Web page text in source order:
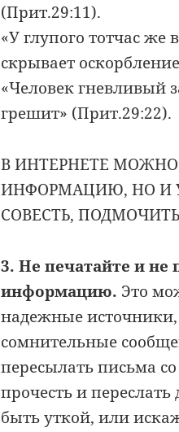
(Прит.29:11).
«У глупого тотчас же
скрывает
«Человек гневливый
грешит» (Прит.29:22).
В ИНТЕРНЕТЕ
ИНФОРМАЦИЮ, НО И
СОВЕСТЬ,
3. Не печатайте и
информацию. Это
надежные
сомнительные
пересылать письма
прочесть и
быть уткой, или